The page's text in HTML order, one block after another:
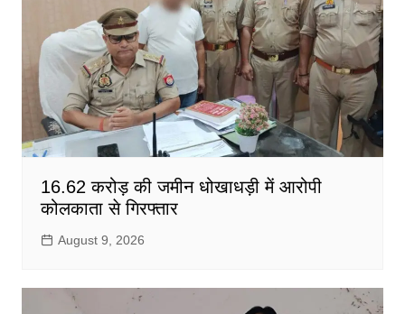
16.62 करोड़ की जमीन धोखाधड़ी में आरोपी
कोलकाता से गिरफ्तार
August 9, 2026